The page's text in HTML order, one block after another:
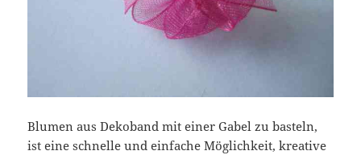
Blumen aus Dekoband mit einer Gabel zu basteln,
ist eine schnelle und einfache Möglichkeit, kreative